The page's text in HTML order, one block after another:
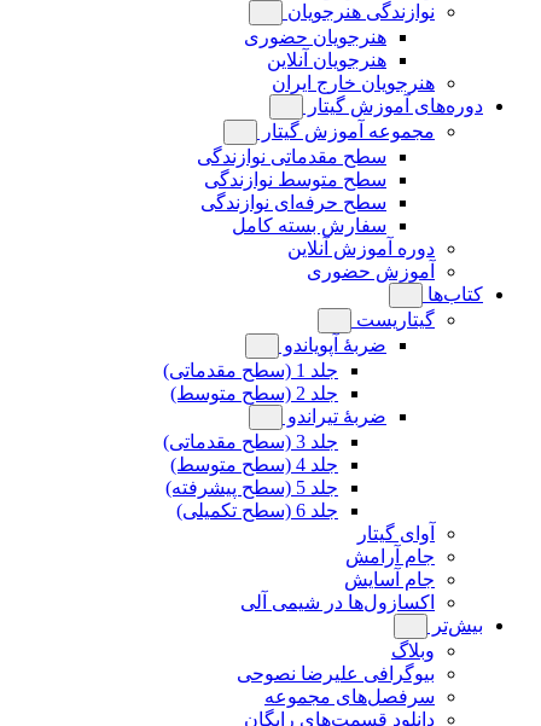
نوازندگی هنرجویان
هنرجویان حضوری
هنرجویان آنلاین
هنرجویان خارج ایران
دوره‌های آموزش گیتار
مجموعه آموزش گیتار
سطح مقدماتی نوازندگی
سطح متوسط نوازندگی
سطح حرفه‌ای نوازندگی
سفارش بسته کامل
دوره آموزش آنلاین
آموزش حضوری
کتاب‌ها
گیتاریست
ضربۀ آپویاندو
جلد 1 (سطح مقدماتی)
جلد 2 (سطح متوسط)
ضربۀ تیراندو
جلد 3 (سطح مقدماتی)
جلد 4 (سطح متوسط)
جلد 5 (سطح پیشرفته)
جلد 6 (سطح تکمیلی)
آوای گیتار
جام آرامش
جام آسایش
اکسازول‌ها در شیمی آلی
بیش‌تر
وبلاگ
بیوگرافی علیرضا نصوحی
سرفصل‌های مجموعه
دانلود قسمت‌های رایگان